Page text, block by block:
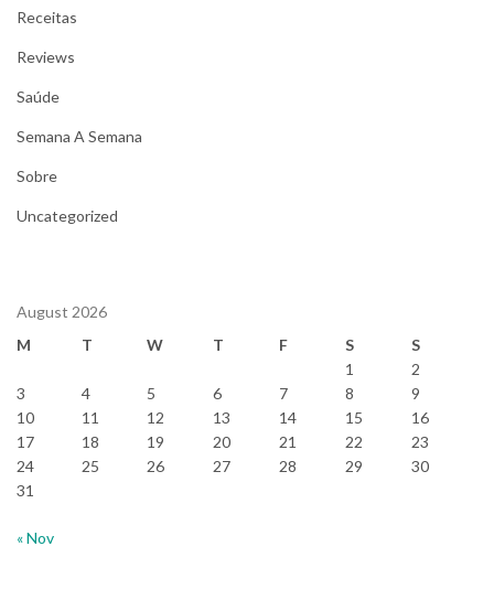
Receitas
Reviews
Saúde
Semana A Semana
Sobre
Uncategorized
August 2026
M
T W T F S
S
1
2
3
4 5 6 7 8
9
10
11 12 13 14 15
16
17
18 19 20 21 22
23
24
25 26 27 28 29
30
31
« Nov